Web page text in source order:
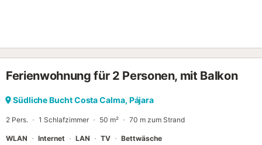
Überraschungen oder Rabatte auf ihre Angebote exklusiv für
Nachbarschaft Die Ferienwohnung befindet sich in einer ruhigen
(ca. 180m) finden Sie alles, was Sie zur Selbstverpflegung
oder auswärts essen gehen möchten. Der schöne Sandstrand
einem Fitnessraum finden Sie direkt nebenan den Park Costa
Die Unterkunft verfügt über eine Alarmanlage mit
Ferienwohnung für 2 Personen, mit Balkon
Südliche Bucht Costa Calma, Pájara
2 Pers. 1 Schlafzimmer 50 m² 70 m zum Strand
WLAN Internet LAN TV Bettwäsche